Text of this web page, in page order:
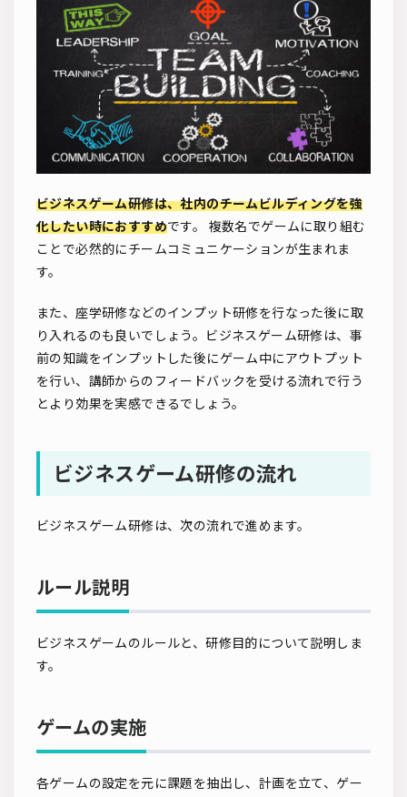
ビジネスゲーム研修は、社内のチームビルディングを強
化したい時におすすめです。 複数名でゲームに取り組む
ことで必然的にチームコミュニケーションが生まれま
す。
また、座学研修などのインプット研修を行なった後に取
り入れるのも良いでしょう。ビジネスゲーム研修は、事
前の知識をインプットした後にゲーム中にアウトプット
を行い、講師からのフィードバックを受ける流れで行う
とより効果を実感できるでしょう。
ビジネスゲーム研修の流れ
ビジネスゲーム研修は、次の流れで進めます。
ルール説明
ビジネスゲームのルールと、研修目的について説明しま
す。
ゲームの実施
各ゲームの設定を元に課題を抽出し、計画を立て、ゲー